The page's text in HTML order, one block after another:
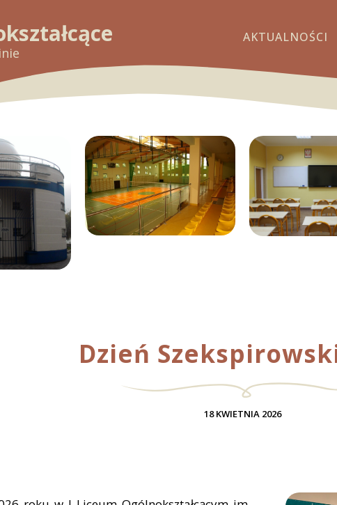
AKTUALNOŚCI
Dzień
18 KWIETNIA 2026